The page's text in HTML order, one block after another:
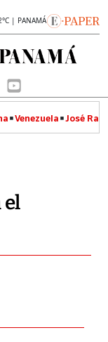
| PANAMÁ
Venezuela José
el